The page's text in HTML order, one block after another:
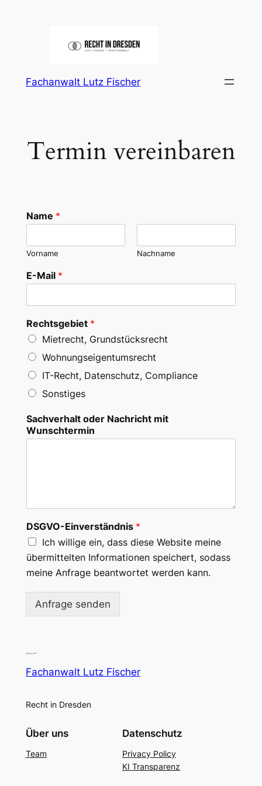
Fachanwalt Lutz Fischer
Termin vereinbaren
Name *
Vorname Nachname
E-Mail *
Rechtsgebiet *
Mietrecht, Grundstücksrecht
Wohnungseigentumsrecht
IT-Recht, Datenschutz, Compliance
Sonstiges
Sachverhalt oder Nachricht mit
Wunschtermin
DSGVO-Einverständnis *
Ich willige ein, dass diese Website meine
übermittelten Informationen speichert, sodass
meine Anfrage beantwortet werden kann.
Anfrage senden
Fachanwalt Lutz Fischer
Recht in Dresden
Über uns
Team
Datenschutz
Privacy Policy
KI Transparenz